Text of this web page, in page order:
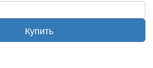
Купить